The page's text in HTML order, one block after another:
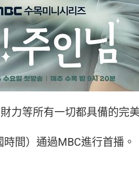
力等所有一切都具備的完
間）通過MBC進行首播。